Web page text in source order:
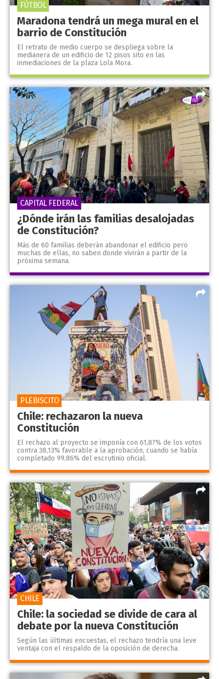
Maradona tendrá un mega mural en el
barrio de Constitución
El retrato de medio cuerpo se despliega sobre la
medianera de un edificio de 12 pisos sito en las
inmediaciones de la plaza Lola Mora.
FÚTBOL
¿Dónde irán las familias desalojadas
de Constitución?
Más de 60 familias deberán abandonar el edificio pero
muchas de ellas, no saben donde vivirán a partir de la
próxima semana.
CAPITAL FEDERAL
Chile: rechazaron la nueva
Constitución
El rechazo al proyecto se imponía con 61,87% de los votos
contra 38,13% favorable a la aprobación, cuando se había
completado 99,86% del escrutinio oficial.
PLEBISCITO
Chile: la sociedad se divide de cara al
debate por la nueva Constitución
Según las últimas encuestas, el rechazo tendría una leve
ventaja con el respaldo de la oposición de derecha.
CHILE